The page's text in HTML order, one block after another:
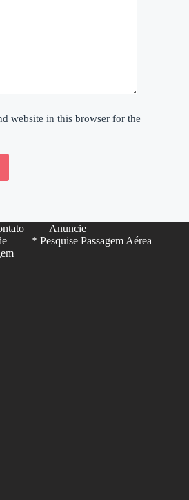
website in this browser for the
Anuncie
* Pesquise Passagem Aérea